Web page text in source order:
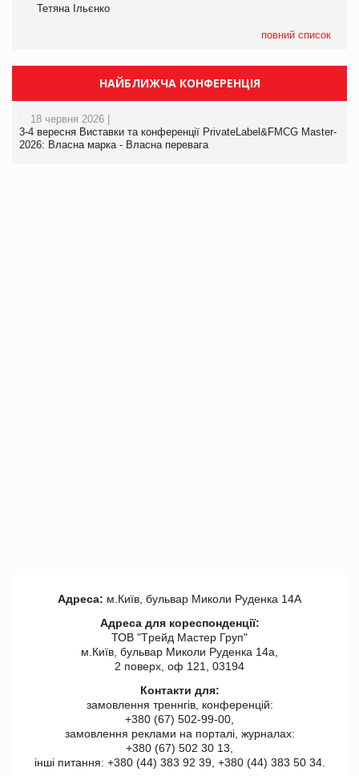
Тетяна Ільєнко
повний список
НАЙБЛИЖЧА КОНФЕРЕНЦІЯ
18 червня 2026 |
3-4 вересня Виставки та конференції PrivateLabel&FMCG Master-
2026: Власна марка - Власна перевага
Адреса: м.Київ, бульвар Миколи Руденка 14А
Адреса для кореспонденції:
ТОВ "Tрейд Мастер Груп"
м.Київ, бульвар Миколи Руденка 14а,
2 поверх, оф 121, 03194
Контакти для:
замовлення треннгів, конференцій:
+380 (67) 502-99-00,
замовлення реклами на порталі, журналах:
+380 (67) 502 30 13,
інші питання: +380 (44) 383 92 39, +380 (44) 383 50 34.